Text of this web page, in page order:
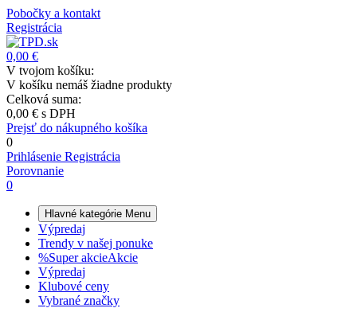
Pobočky a kontakt
Registrácia
0,00 €
V tvojom košíku:
V košíku nemáš žiadne produkty
Celková suma:
0,00 € s DPH
Prejsť do nákupného košíka
0
Prihlásenie Registrácia
Porovnanie
0
Hlavné kategórie Menu
Výpredaj
Trendy v našej ponuke
%Super akcieAkcie
Výpredaj
Klubové ceny
Vybrané značky